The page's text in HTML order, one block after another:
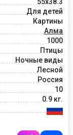
Для детей
Картины
Алма
1000
Птицы
Ночные виды
Лесной
Россия
10
0.9 кг.